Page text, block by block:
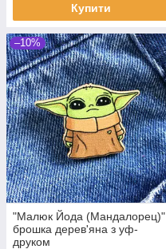
Купити
–10%
"Малюк Йода (Мандалорец)"
брошка дерев'яна з уф-
друком